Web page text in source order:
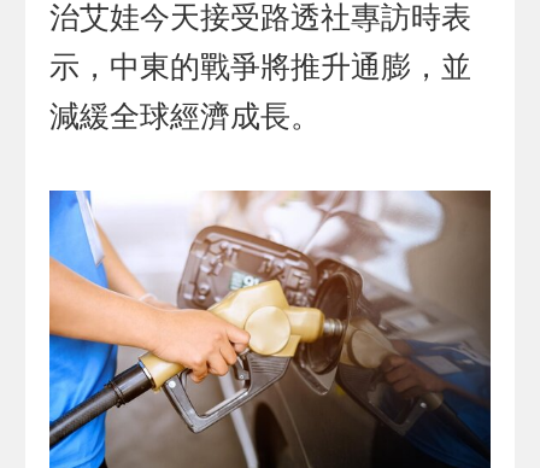
治艾娃今天接受路透社專訪時表
示，中東的戰爭將推升通膨，並
減緩全球經濟成長。